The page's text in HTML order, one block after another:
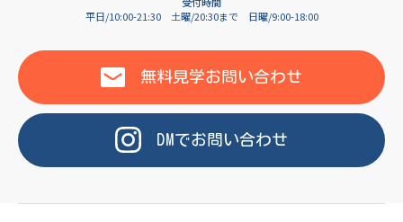
平日/10:00-21:30
土曜/20:30まで 日曜/9:00-18:00
無料見学お問い合わせ
DMでお問い合わせ